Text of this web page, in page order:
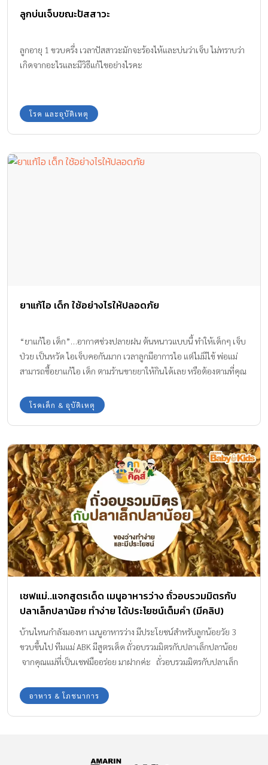
ลูกบ่นเจ็บขณะปัสสาวะ
ลูกอายุ 1 ขวบครึ่ง เวลาปัสสาวะมักจะร้องไห้และบ่นว่าเจ็บ ไม่ทราบว่า
เกิดจากอะไรและมีวิธีแก้ไขอย่างไรคะ
โรค และอุบัติเหตุ
ยาแก้ไอ เด็ก ใช้อย่างไรให้ปลอดภัย
“ยาแก้ไอ เด็ก”…อากาศช่วงปลายฝน ต้นหนาวแบบนี้ ทำให้เด็กๆ เจ็บ
ป่วย เป็นหวัด ไอเจ็บคอกันมาก เวลาลูกมีอาการไอ แต่ไม่มีไข้ พ่อแม่
สามารถซื้อยาแก้ไอ เด็ก ตามร้านขายยาให้กินได้เลย หรือต้องตามที่คุณ
ในการใช้ ยาแก้ไอ เด็ก อย่างไรให้ปลอดภัย มาฝากกันค่ะ
โรคเด็ก & อุบัติเหตุ
เชฟแม่..แจกสูตรเด็ด เมนูอาหารว่าง ถั่วอบรวมมิตรกับ
ปลาเล็กปลาน้อย ทำง่าย ได้ประโยชน์เต็มคำ (มีคลิป)
บ้านไหนกำลังมองหา เมนูอาหารว่าง มีประโยชน์สำหรับลูกน้อยวัย 3
ขวบขึ้นไป ทีมแม่ ABK มีสูตรเด็ด ถั่วอบรวมมิตรกับปลาเล็กปลาน้อย
จากคุณแม่ที่เป็นเชฟมืออร่อย มาฝากค่ะ ถั่วอบรวมมิตรกับปลาเล็ก
ขึ้นไป ที่ไม่แพ้ถั่ว) เมนูจาก Rima’s Recipes โดย รัตมา พงศ์พนรัตน์
พรชำนิ เมนูอาหารว่าง ถั่วอบรวมมิตรกับปลาเล็กปลาน้อย นี้ ได้แรง
อาหาร & โภชนาการ